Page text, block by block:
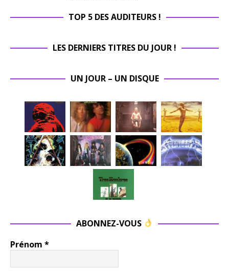
TOP 5 DES AUDITEURS !
LES DERNIERS TITRES DU JOUR !
UN JOUR – UN DISQUE
ABONNEZ-VOUS
Prénom *